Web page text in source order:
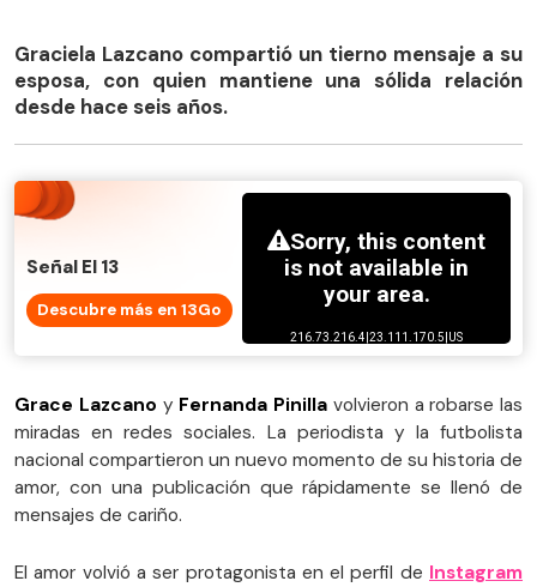
Graciela Lazcano compartió un tierno mensaje a su
esposa, con quien mantiene una sólida relación
desde hace seis años.
Señal El 13
Descubre más en 13Go
Grace Lazcano y Fernanda Pinilla volvieron a robarse las
miradas en redes sociales. La periodista y la futbolista
nacional compartieron un nuevo momento de su historia de
amor, con una publicación que rápidamente se llenó de
mensajes de cariño.
El amor volvió a ser protagonista en el perfil de Instagram